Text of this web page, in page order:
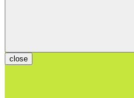
close